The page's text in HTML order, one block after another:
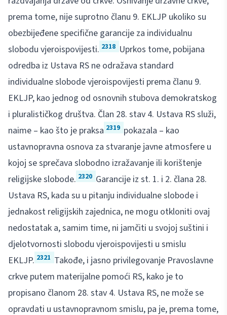
prema tome, nije suprotno članu 9. EKLJP ukoliko su
obezbijeđene specifične garancije za individualnu
slobodu vjeroispovijesti. 2318 Uprkos tome, pobijana
odredba iz Ustava RS ne odražava standard
individualne slobode vjeroispovijesti prema članu 9.
EKLJP, kao jednog od osnovnih stubova demokratskog
i pluralističkog društva. Član 28. stav 4. Ustava RS služi,
naime – kao što je praksa 2319 pokazala – kao
ustavnopravna osnova za stvaranje javne atmosfere u
kojoj se sprečava slobodno izražavanje ili korištenje
religijske slobode. 2320 Garancije iz st. 1. i 2. člana 28.
Ustava RS, kada su u pitanju individualne slobode i
jednakost religijskih zajednica, ne mogu otkloniti ovaj
nedostatak a, samim time, ni jamčiti u svojoj suštini i
djelotvornosti slobodu vjeroispovijesti u smislu
EKLJP. 2321 Takođe, i jasno privilegovanje Pravoslavne
crkve putem materijalne pomoći RS, kako je to
propisano članom 28. stav 4. Ustava RS, ne može se
opravdati u ustavnopravnom smislu, pa je, prema tome,